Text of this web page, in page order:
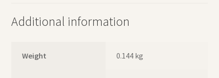
Additional information
Weight 0.144 kg